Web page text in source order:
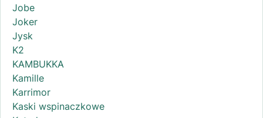
Jobe
Joker
Jysk
K2
KAMBUKKA
Kamille
Karrimor
Kaski wspinaczkowe